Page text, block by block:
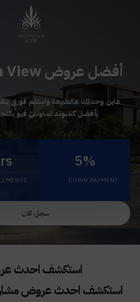
أفضل عروض Mountain View
عاين وحدتك عالطبيعة واستلم فورى
بأفضل كمبوند لماونتن فيو
5%
DOWN PAYMENT
سجل الان
استكشف احدث عروض